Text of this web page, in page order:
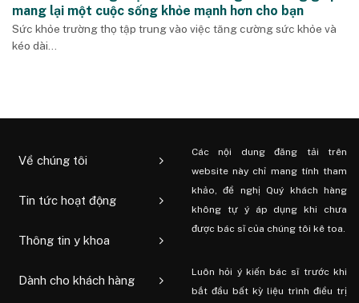
mang lại một cuộc sống khỏe mạnh hơn cho bạn
Sức khỏe trường thọ tập trung vào việc tăng cường sức khỏe và
kéo dài...
Về chúng tôi
Tin tức hoạt động
Thông tin y khoa
Dành cho khách hàng
Các nội dung đăng tải trên
website này chỉ mang tính tham
khảo, đề nghị Quý khách hàng
không tự ý áp dụng khi chưa
được bác sĩ của chúng tôi kê toa.
Luôn hỏi ý kiến ​​bác sĩ trước khi
bắt đầu bất kỳ liệu trình điều trị